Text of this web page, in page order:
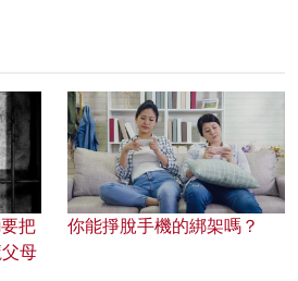
把
母
你能掙脫手機的綁架嗎？